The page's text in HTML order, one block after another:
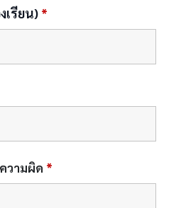
เรียน) *
วามผิด *